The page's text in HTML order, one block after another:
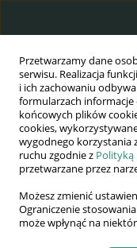
Przetwarzamy dane
serwisu. Realizacja
i ich zachowaniu
formularzach informacje
końcowych plików
cookies,
wygodnego korzystania
ruchu zgodnie z
przetwarzane przez
Możesz zmienić
Ograniczenie
może wpłynąć na
AWSGE
Akademia Nauk
WSGE
im. Alcide De